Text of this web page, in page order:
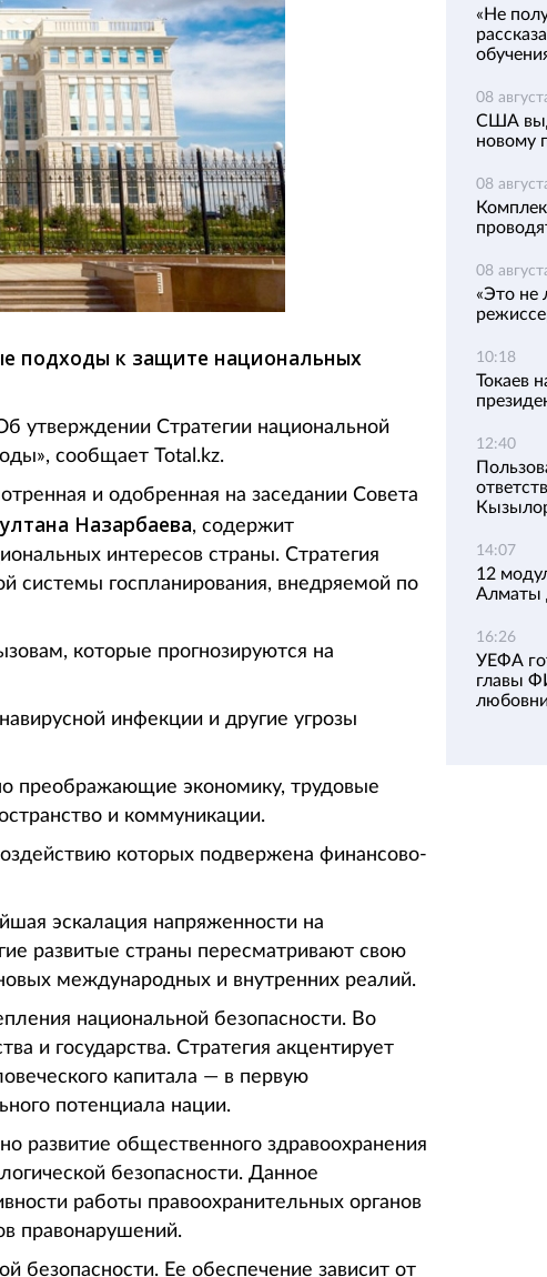
подходы к защите национальных
утверждении Стратегии национальной
сообщает Total.kz.
и одобренная на заседании Совета
Назарбаева, содержит
интересов страны. Стратегия
системы госпланирования, внедряемой по
которые прогнозируются на
инфекции и другие угрозы
преображающие экономику, трудовые
и коммуникации.
которых подвержена финансово-
эскалация напряженности на
развитые страны пересматривают свою
международных и внутренних реалий.
национальной безопасности. Во
и государства. Стратегия акцентирует
капитала — в первую
потенциала нации.
развитие общественного здравоохранения
безопасности. Данное
работы правоохранительных органов
правонарушений.
безопасности. Ее обеспечение зависит от
«Не
08
США
новому
08
08
«Это не
10:18
Токаев
12:40
14:07
12
Алматы
16:26
УЕФА
главы